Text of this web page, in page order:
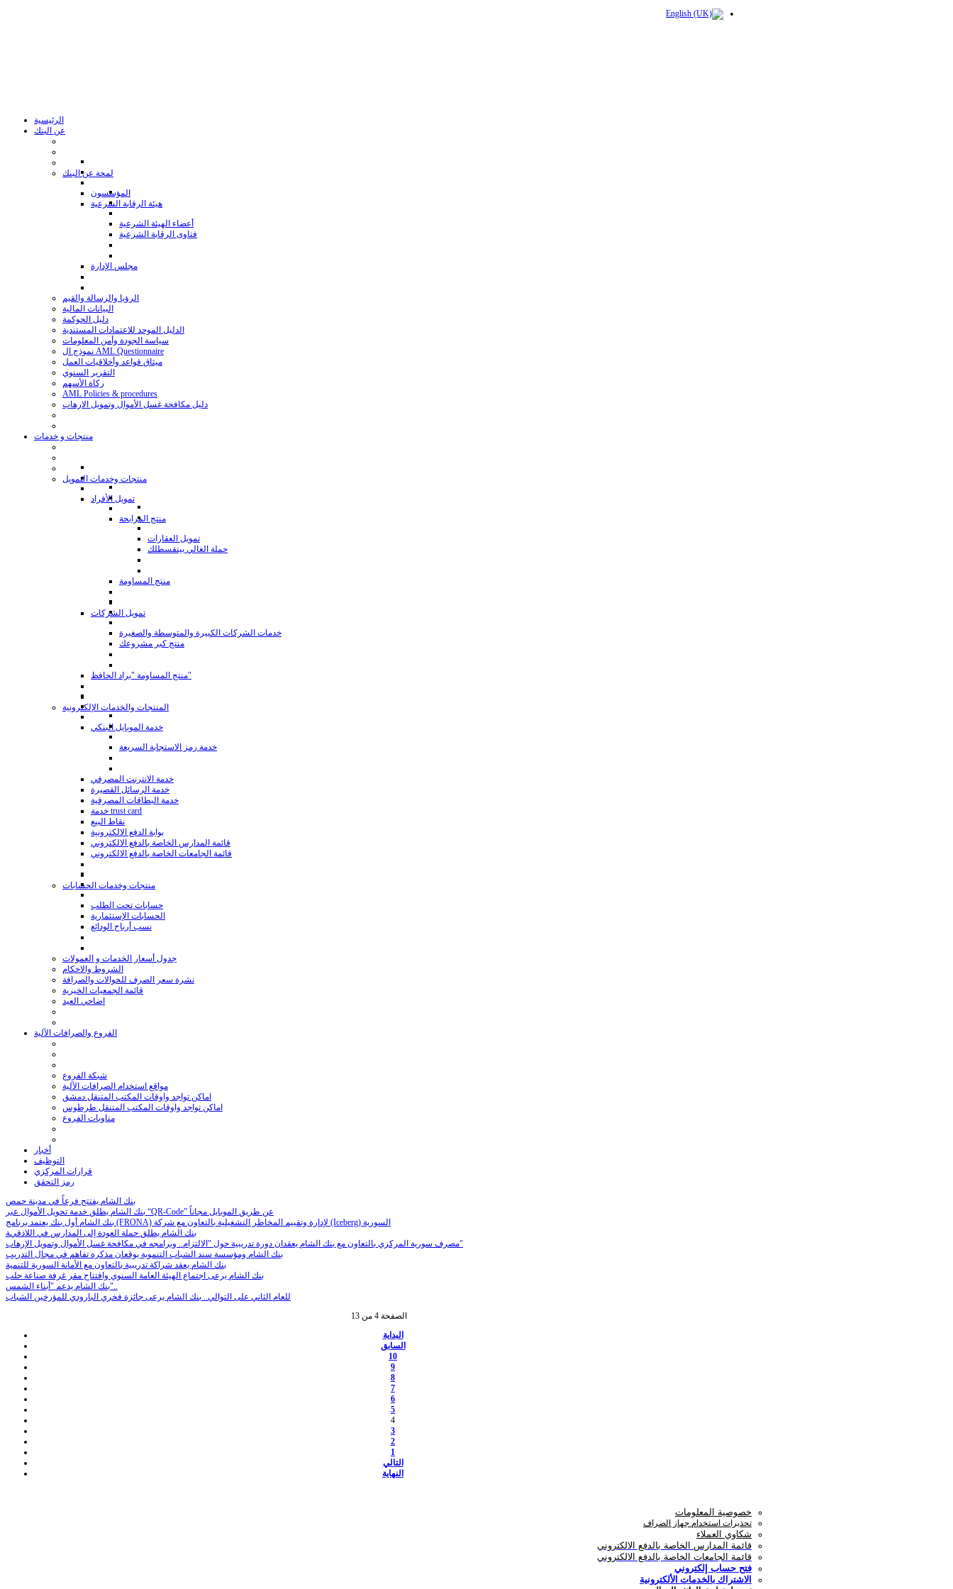
الرئيسية
عن البنك
لمحة عن البنك
المؤسسون
هيئة الرقابة الشرعية
أعضاء الهيئة الشرعية
فتاوى الرقابة الشرعية
مجلس الإدارة
الرؤيا والرسالة والقيم
البيانات المالية
دليل الحوكمة
الدليل الموحد للاعتمادات المستندية
سياسة الجودة وأمن المعلومات
نموذج ال AML Questionnaire
ميثاق قواعد وأخلاقيات العمل
التقرير السنوي
زكاة الأسهم
AML Policies & procedures
دليل مكافحة غسل الأموال وتمويل الارهاب
منتجات و خدمات
منتجات وخدمات التمويل
تمويل الأفراد
منتج المرابحة
تمويل العقارات
حملة الغالي بيتقسطلك
منتج المساومة
تمويل الشركات
خدمات الشركات الكبيرة والمتوسطة والصغيرة
منتج كبر مشروعك
منتج المساومة "براد الحافظ"
المنتجات والخدمات الإلكترونية
خدمة الموبايل البنكي
خدمة رمز الاستجابة السريعة
خدمة الانترنت المصرفي
خدمة الرسائل القصيرة
خدمة البطاقات المصرفية
خدمة trust card
نقاط البيع
بوابة الدفع الالكترونية
قائمة المدارس الخاصة بالدفع الالكتروني
قائمة الجامعات الخاصة بالدفع الالكتروني
منتجات وخدمات الحسابات
حسابات تحت الطلب
الحسابات الإستثمارية
نسب أرباح الودائع
جدول أسعار الخدمات و العمولات
الشروط والاحكام
نشرة سعر الصرف للحوالات والصرافة
قائمة الجمعيات الخيرية
اضاحي العيد
الفروع والصرافات الآلية
شبكة الفروع
مواقع استخدام الصرافات الآلية
اماكن تواجد واوقات المكتب المتنقل دمشق
اماكن تواجد واوقات المكتب المتنقل طرطوس
مناوبات الفروع
أخبار
التوظيف
قرارات المركزي
رمز التحقق
بنك الشام يفتتح فرعاً في مدينة حمص
بنك الشام يطلق خدمة تحويل الأموال عبر “QR-Code” عن طريق الموبايل مجاناً
بنك الشام أول بنك يعتمد برنامج (FRONA) لإدارة وتقييم المخاطر التشغيلية بالتعاون مع شركة (Iceberg) السورية
بنك الشام يطلق حملة العودة إلى المدارس في اللاذقية
مصرف سورية المركزي بالتعاون مع بنك الشام يعقدان دورة تدريبية حول "الالتزام.. وبرامجه في مكافحة غسل الأموال وتمويل الإرهاب"
بنك الشام ومؤسسة سند الشباب التنموية يوقعان مذكرة تفاهم في مجال التدريب
بنك الشام يعقد شراكة تدريبية بالتعاون مع الأمانة السورية للتنمية
بنك الشام يرعى اجتماع الهيئة العامة السنوي وافتتاح مقر غرفة صناعة حلب
بنك الشام يدعم "أبناء الشمس"..
للعام الثاني على التوالي.. بنك الشام يرعى جائزة فخري البارودي للمؤرخين الشباب
الصفحة 4 من 13
البداية
السابق
10
9
8
7
6
5
4
3
2
1
التالي
النهاية
خصوصية المعلومات
تحذيرات استخدام جهاز الصراف
شكاوي العملاء
قائمة المدارس الخاصة بالدفع الالكتروني
قائمة الجامعات الخاصة بالدفع الالكتروني
فتح حساب إلكتروني
الاشتراك بالخدمات الألكترونية